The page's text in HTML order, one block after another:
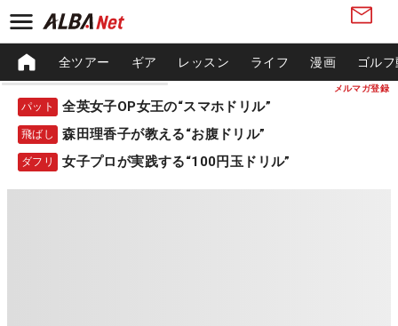
メルマガ登録
全ツアー ギア レッスン ライフ 漫画 ゴル
パット 全英女子OP女王の“スマホドリル”
飛ばし 森田理香子が教える“お腹ドリル”
ダフリ 女子プロが実践する“100円玉ドリル”